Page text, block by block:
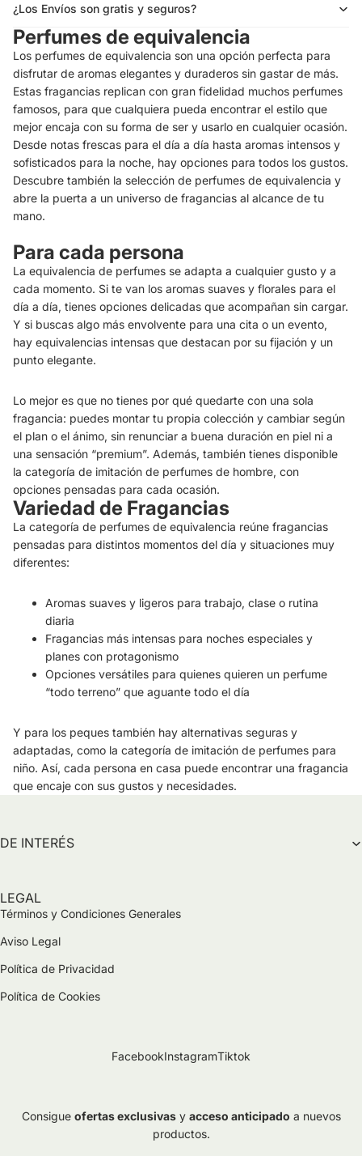
¿Los Envíos son gratis y seguros?
Perfumes de equivalencia
Los perfumes de equivalencia son una opción perfecta para
disfrutar de aromas elegantes y duraderos sin gastar de más.
Estas fragancias replican con gran fidelidad muchos perfumes
famosos, para que cualquiera pueda encontrar el estilo que
mejor encaja con su forma de ser y usarlo en cualquier ocasión.
Desde notas frescas para el día a día hasta aromas intensos y
sofisticados para la noche, hay opciones para todos los gustos.
Descubre también la selección de perfumes de equivalencia y
abre la puerta a un universo de fragancias al alcance de tu
mano.
Para cada persona
La equivalencia de perfumes se adapta a cualquier gusto y a
cada momento. Si te van los aromas suaves y florales para el
día a día, tienes opciones delicadas que acompañan sin cargar.
Y si buscas algo más envolvente para una cita o un evento,
hay equivalencias intensas que destacan por su fijación y un
punto elegante.
Lo mejor es que no tienes por qué quedarte con una sola
fragancia: puedes montar tu propia colección y cambiar según
el plan o el ánimo, sin renunciar a buena duración en piel ni a
una sensación “premium”. Además, también tienes disponible
la categoría de imitación de perfumes de hombre, con
opciones pensadas para cada ocasión.
Variedad de Fragancias
La categoría de perfumes de equivalencia reúne fragancias
pensadas para distintos momentos del día y situaciones muy
diferentes:
Aromas suaves y ligeros para trabajo, clase o rutina
diaria
Fragancias más intensas para noches especiales y
planes con protagonismo
Opciones versátiles para quienes quieren un perfume
“todo terreno” que aguante todo el día
Y para los peques también hay alternativas seguras y
adaptadas, como la categoría de imitación de perfumes para
niño. Así, cada persona en casa puede encontrar una fragancia
que encaje con sus gustos y necesidades.
DE INTERÉS
LEGAL
Términos y Condiciones Generales
Aviso Legal
Política de Privacidad
Política de Cookies
FacebookInstagramTiktok
Consigue ofertas exclusivasy acceso anticipado a nuevos
productos.